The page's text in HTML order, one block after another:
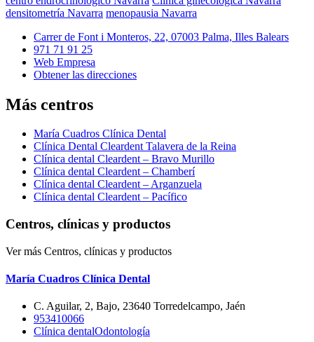
densitometría Navarra menopausia Navarra
Carrer de Font i Monteros, 22, 07003 Palma, Illes Balears
971 71 91 25
Web Empresa
Obtener las direcciones
Más centros
María Cuadros Clínica Dental
Clínica Dental Cleardent Talavera de la Reina
Clínica dental Cleardent – Bravo Murillo
Clínica dental Cleardent – Chamberí
Clínica dental Cleardent – Arganzuela
Clínica dental Cleardent – Pacífico
Centros, clínicas y productos
Ver más Centros, clínicas y productos
María Cuadros Clínica Dental
C. Aguilar, 2, Bajo, 23640 Torredelcampo, Jaén
953410066
Clínica dentalOdontología